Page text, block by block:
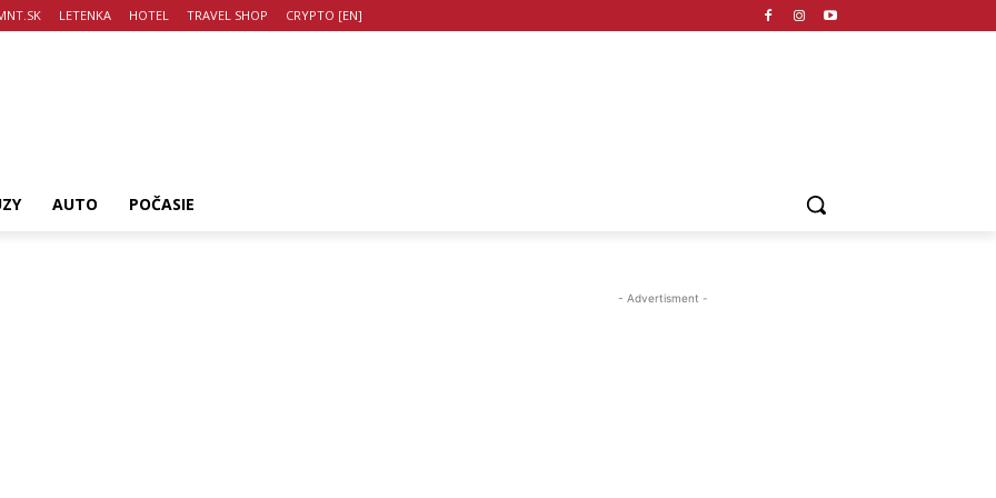
LETENKA HOTEL TRAVEL SHOP CRYPTO [EN]
AUTO POČASIE
- Advertisment -